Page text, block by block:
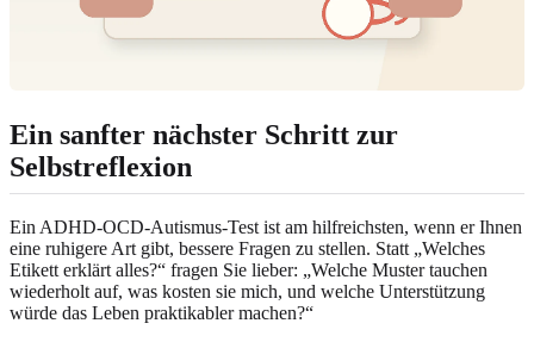
Ein sanfter nächster Schritt zur
Selbstreflexion
Ein ADHD-OCD-Autismus-Test ist am hilfreichsten, wenn er Ihnen
eine ruhigere Art gibt, bessere Fragen zu stellen. Statt „Welches
Etikett erklärt alles?“ fragen Sie lieber: „Welche Muster tauchen
wiederholt auf, was kosten sie mich, und welche Unterstützung
würde das Leben praktikabler machen?“